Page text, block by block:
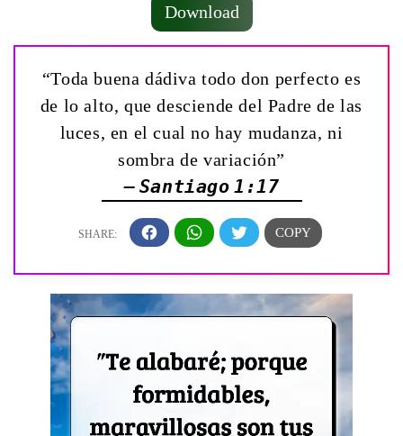
Download
“Toda buena dádiva todo don perfecto es
de lo alto, que desciende del Padre de las
luces, en el cual no hay mudanza, ni
sombra de variación”
— Santiago 1:17